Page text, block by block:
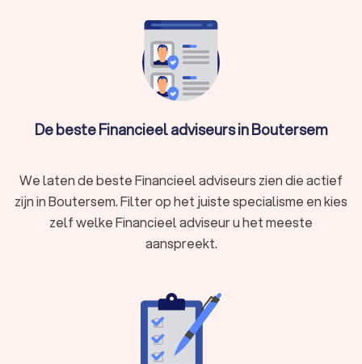
prijsopgaven aan te vragen bij verschillende financieel
adviseurs. Zo kunt u eenvoudig de financieel adviseurs
vergelijken en de adviseur kiezen die bij u past.
De beste Financieel adviseurs in Boutersem
We laten de beste Financieel adviseurs zien die actief
zijn in Boutersem. Filter op het juiste specialisme en kies
zelf welke Financieel adviseur u het meeste
aanspreekt.